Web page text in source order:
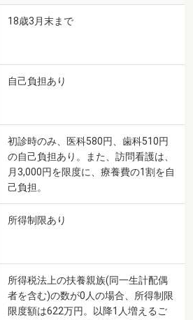
18歳3月末まで
自己負担あり
初診時のみ、医科580円、歯科510円
の自己負担あり。また、訪問看護は、
月3,000円を限度に、療養費の1割を自
己負担。
所得制限あり
所得税法上の扶養親族(同一生計配偶
者を含む)の数が0人の場合、所得制限
限度額は622万円。以降1人増えるご